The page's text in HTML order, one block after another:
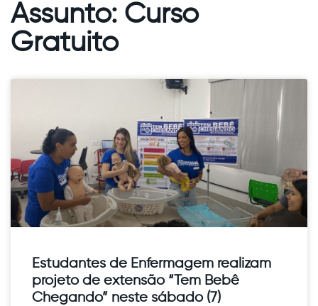
Assunto: Curso
Gratuito
Estudantes de Enfermagem realizam
projeto de extensão “Tem Bebê
Chegando” neste sábado (7)